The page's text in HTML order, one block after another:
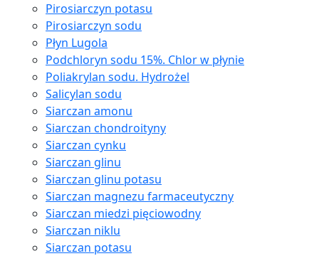
Pirosiarczyn potasu
Pirosiarczyn sodu
Płyn Lugola
Podchloryn sodu 15%. Chlor w płynie
Poliakrylan sodu. Hydrożel
Salicylan sodu
Siarczan amonu
Siarczan chondroityny
Siarczan cynku
Siarczan glinu
Siarczan glinu potasu
Siarczan magnezu farmaceutyczny
Siarczan miedzi pięciowodny
Siarczan niklu
Siarczan potasu